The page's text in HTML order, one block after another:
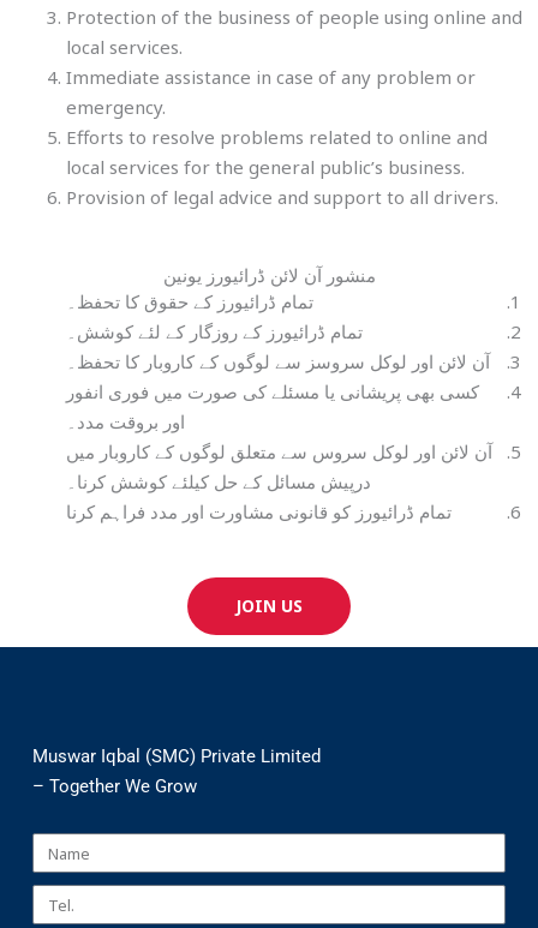
Protection of the business of people using online and
local services.
Immediate assistance in case of any problem or
emergency.
Efforts to resolve problems related to online and
local services for the general public’s business.
Provision of legal advice and support to all drivers.
منشور آن لائن ڈرائیورز یونین
تمام ڈرائیورز کے حقوق کا تحفظ۔
تمام ڈرائیورز کے روزگار کے لئے کوشش۔
آن لائن اور لوکل سروسز سے لوگوں کے کاروبار کا تحفظ۔
کسی بھی پریشانی یا مسئلے کی صورت میں فوری انفور
اور بروقت مدد۔
آن لائن اور لوکل سروس سے متعلق لوگوں کے کاروبار میں
درپیش مسائل کے حل کیلئے کوشش کرنا۔
تمام ڈرائیورز کو قانونی مشاورت اور مدد فراہم کرنا
JOIN US
Muswar Iqbal (SMC) Private Limited
– Together We Grow